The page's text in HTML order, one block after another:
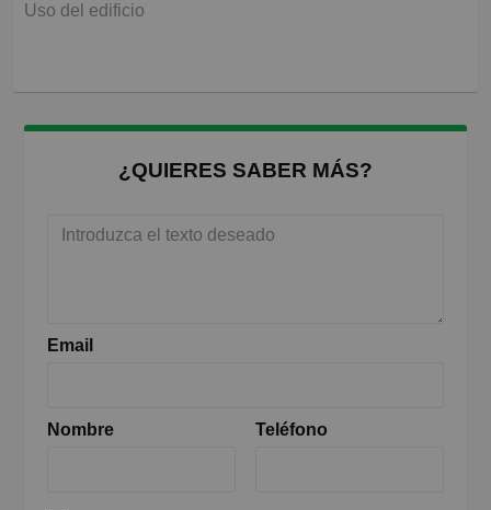
Uso del edificio
¿QUIERES SABER MÁS?
Email
Nombre Teléfono